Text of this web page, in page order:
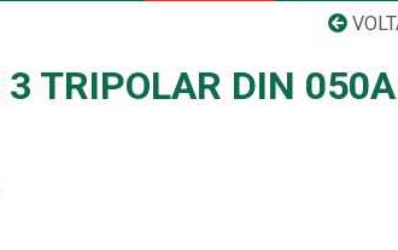
TRIPOLAR DIN 050A